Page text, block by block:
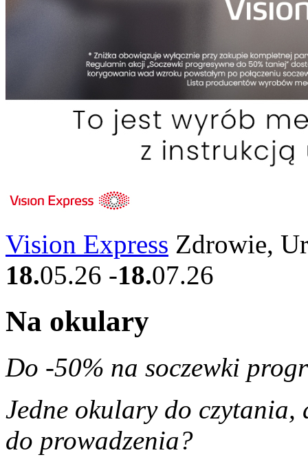
Vision Express Zdrowie,
18.05.26 -18.07.26
Na okulary
Do -50% na soczewki
Jedne okulary do
do prowadzenia?